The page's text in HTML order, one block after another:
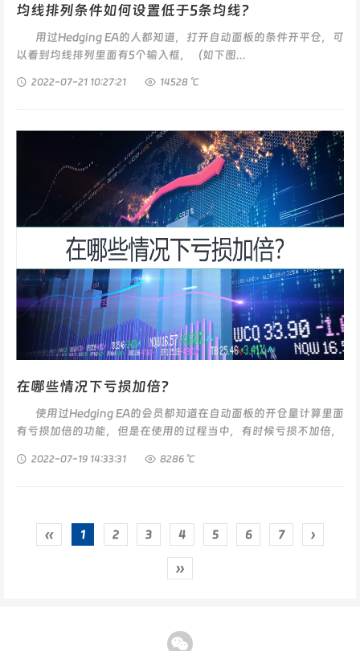
均线排列条件如何设置低于5条均线？
用过Hedging EA的人都知道，打开自动面板的条件开平仓，可
以看到均线排列里面有5个输入框，（如下图...
2022-07-21 10:27:21 14528 ℃
在哪些情况下亏损加倍？
使用过Hedging EA的会员都知道在自动面板的开仓量计算里面
有亏损加倍的功能，但是在使用的过程当中，有时候亏损不加倍，
2022-07-19 14:33:31 8286 ℃
‹‹ 1 2 3 4 5 6 7 ›
››